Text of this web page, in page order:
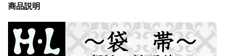
商品説明